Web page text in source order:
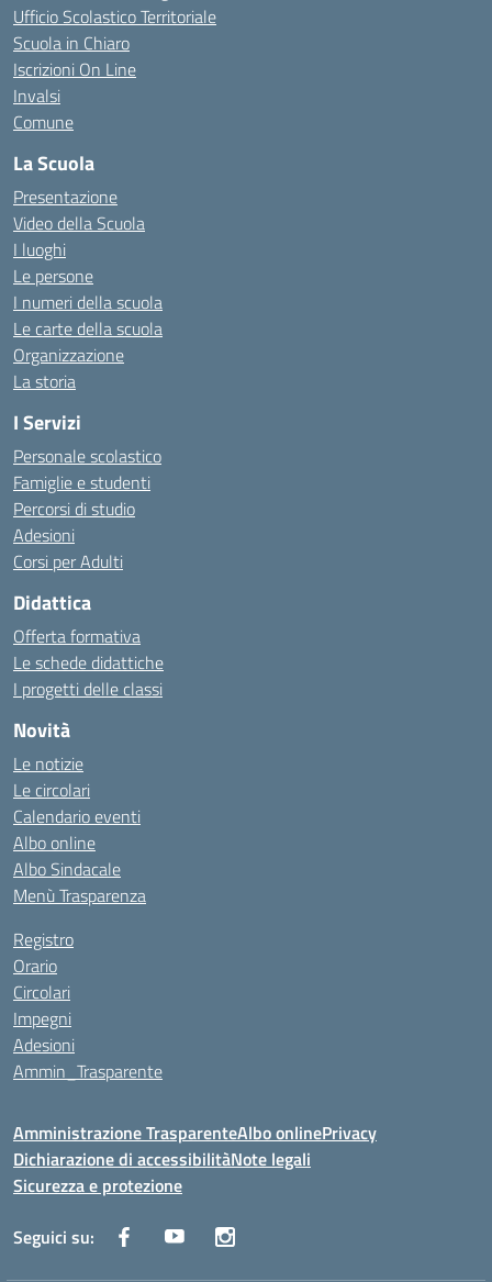
Ufficio Scolastico Territoriale
Scuola in Chiaro
Iscrizioni On Line
Invalsi
Comune
La Scuola
Presentazione
Video della Scuola
I luoghi
Le persone
I numeri della scuola
Le carte della scuola
Organizzazione
La storia
I Servizi
Personale scolastico
Famiglie e studenti
Percorsi di studio
Adesioni
Corsi per Adulti
Didattica
Offerta formativa
Le schede didattiche
I progetti delle classi
Novità
Le notizie
Le circolari
Calendario eventi
Albo online
Albo Sindacale
Menù Trasparenza
Registro
Orario
Circolari
Impegni
Adesioni
Ammin_Trasparente
Amministrazione TrasparenteAlbo onlinePrivacy
Dichiarazione di accessibilitàNote legali
Sicurezza e protezione
Seguici su: